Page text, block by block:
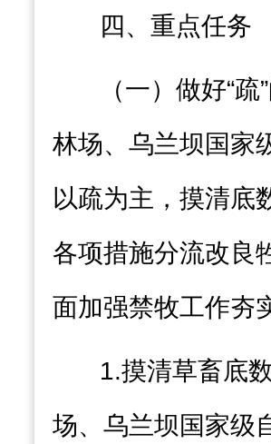
四 、重点任务
（一）做好“疏
林场、 乌兰坝国家
以疏为主，摸清底
各项措施分流改良
面加强禁牧工作夯
1.摸清草畜底
场、乌兰坝国家级